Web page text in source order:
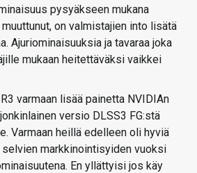
pysyäkseen mukana
on valmistajien into lisätä
Ajuriominaisuuksia ja tavaraa joka
mukaan heitettäväksi vaikkei
varmaan lisää painetta NVIDIAn
versio DLSS3 FG:stä
Varmaan heillä edelleen oli hyviä
markkinointisyiden vuoksi
En yllättyisi jos käy